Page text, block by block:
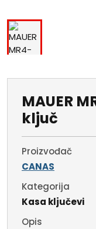
MAUER
ključ
Proizvođač
CANAS
Kategorija
Kasa ključevi
Opis